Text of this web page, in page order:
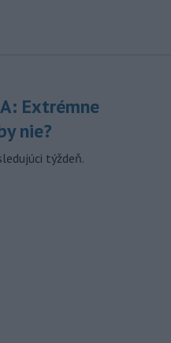
Extrémne
nie?
týždeň.